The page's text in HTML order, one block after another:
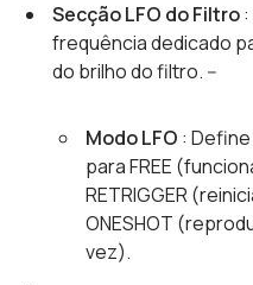
Secção LFO do Filtro
frequência dedicado
do brilho do filtro. --
Modo LFO :
para FREE
RETRIGGER
ONESHOT
vez).